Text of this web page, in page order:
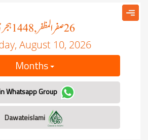
26صفر المظفر, 1448
August 10, 2026
Months
Join Whatsapp Group